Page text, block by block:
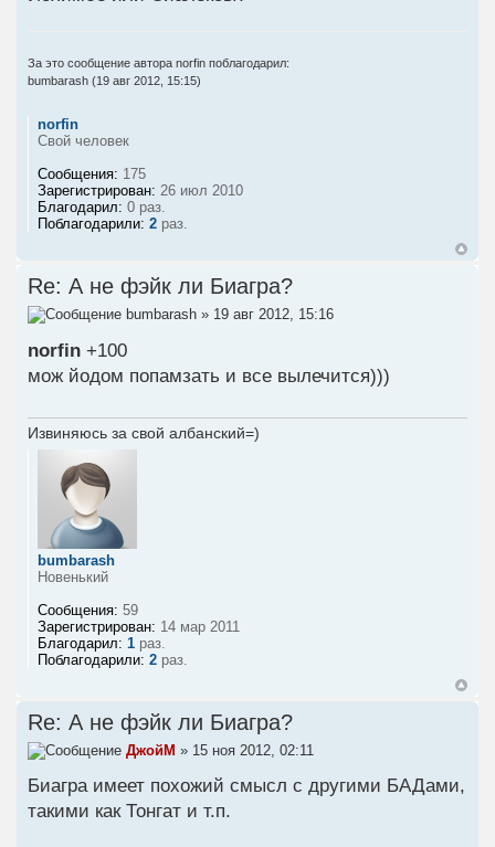
За это сообщение автора norfin поблагодарил:
bumbarash (19 авг 2012, 15:15)
norfin
Свой человек
Сообщения: 175
Зарегистрирован: 26 июл 2010
Благодарил: 0 раз.
Поблагодарили: 2 раз.
Re: А не фэйк ли Биагра?
bumbarash » 19 авг 2012, 15:16
norfin +100
мож йодом попамзать и все вылечится)))
Извиняюсь за свой албанский=)
bumbarash
Новенький
Сообщения: 59
Зарегистрирован: 14 мар 2011
Благодарил: 1 раз.
Поблагодарили: 2 раз.
Re: А не фэйк ли Биагра?
ДжойМ » 15 ноя 2012, 02:11
Биагра имеет похожий смысл с другими БАДами,
такими как Тонгат и т.п.